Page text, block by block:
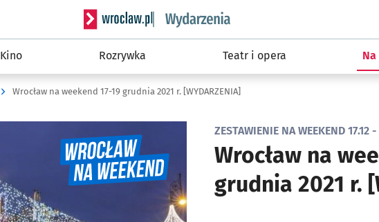
Serwis informacyjny wroclaw.pl podserwis: Wydarzenia
Kino Rozrywka Teatr i opera
Wrocław na weekend 17-19 grudnia 2021 r. [WYDARZENIA]
ZESTAWIENIE NA WEEKEND 17.12
Wrocław na
grudnia 2021 r.